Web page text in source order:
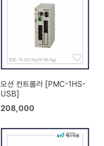
모션 컨트롤러 [PMC-1HS-
USB]
208,000